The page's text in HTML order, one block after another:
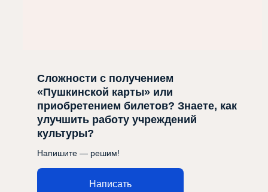
Сложности с получением
«Пушкинской карты» или
приобретением билетов? Знаете, как
улучшить работу учреждений
культуры?
Напишите — решим!
Написать